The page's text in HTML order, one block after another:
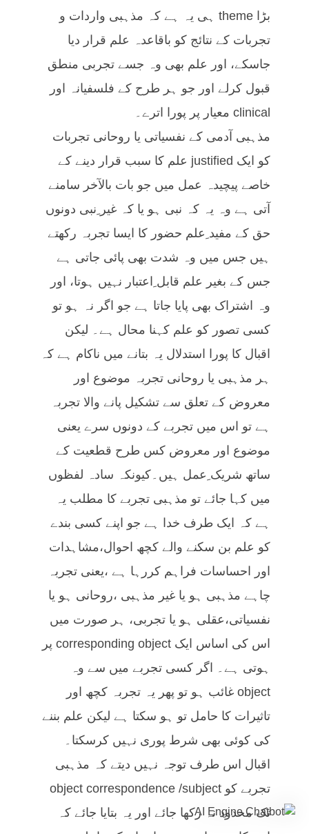
بڑا theme ہی یہ ہے کہ مذہبی واردات و
تجربات کے نتائج کو باقاعدہ علم قرار دیا
جاسکے، اور علم بھی وہ جسے تجربی منطق
قبول کرلے اور جو ہر طرح کے فلسفیانہ اور
clinical معیار پر پورا اترے۔
مذہبی آدمی کے نفسیاتی یا روحانی تجربات
کو ایک justified علم کا سبب قرار دینے کے
خاصے پیچیدہ عمل میں جو بات بالآخر سامنے
آتی ہے وہ یہ کہ نبی ہو یا کہ غیر ِنبی دونوں
حق کے مفید ِعلم حضور کا ایسا تجربہ رکھتے
ہیں جس میں وہ شدت بھی پائی جاتی ہے
جس کے بغیر علم قابل ِاعتبار نہیں ہوتا، اور
وہ اشتراک بھی پایا جاتا ہے جو اگر نہ ہو تو
کسی تصور کو علم کہنا محال ہے۔ لیکن
اقبال کا پورا استدلال یہ بتانے میں ناکام ہے کہ
ہر مذہبی یا روحانی تجربہ موضوع اور
معروض کے تعلق سے تشکیل پانے والا تجربہ
ہے تو اس میں تجربے کے دونوں سرے یعنی
موضوع اور معروض کس طرح قطعیت کے
ساتھ شریک ِعمل ہیں۔کیونکہ سادہ لفظوں
میں کہا جائے تو مذہبی تجربے کا مطلب یہ
ہے کہ ایک طرف خدا ہے جو اپنے کسی بندے
کو علم بن سکنے والے کچھ احوال،مشاہدات
اور احساسات فراہم کررہا ہے ،یعنی تجربہ
چاہے مذہبی ہو یا غیر مذہبی ،روحانی ہو یا
نفسیاتی،عقلی ہو یا تجربی، ہر صورت میں
اس کی اساس ایک corresponding object پر
ہوتی ہے۔ اگر کسی تجربے میں سے وہ
object غائب ہو تو پھر یہ تجربہ کچھ اور
تاثیرات کا حامل تو ہو سکتا ہے لیکن علم بننے
کی کوئی بھی شرط پوری نہیں کرسکتا۔
اقبال اس طرف توجہ نہیں دیتے کہ مذہبی
تجربے کو object correspondence /subject
تک محدود نہ رکھا جائے اور یہ بتایا جائے کہ